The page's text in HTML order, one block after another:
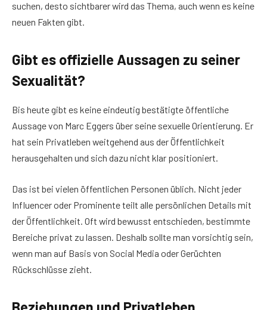
suchen, desto sichtbarer wird das Thema, auch wenn es keine
neuen Fakten gibt.
Gibt es offizielle Aussagen zu seiner
Sexualität?
Bis heute gibt es keine eindeutig bestätigte öffentliche
Aussage von Marc Eggers über seine sexuelle Orientierung. Er
hat sein Privatleben weitgehend aus der Öffentlichkeit
herausgehalten und sich dazu nicht klar positioniert.
Das ist bei vielen öffentlichen Personen üblich. Nicht jeder
Influencer oder Prominente teilt alle persönlichen Details mit
der Öffentlichkeit. Oft wird bewusst entschieden, bestimmte
Bereiche privat zu lassen. Deshalb sollte man vorsichtig sein,
wenn man auf Basis von Social Media oder Gerüchten
Rückschlüsse zieht.